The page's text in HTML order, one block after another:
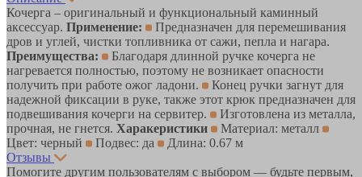
Кочерга – оригинальный и функциональный каминный
аксессуар. Применение:
Предназначен для перемешивания
дров и углей, чистки топливника от сажи, пепла и нагара.
Преимущества:
Благодаря длинной ручке кочерга не
нагревается полностью, поэтому не возникает опасности
получить при работе ожог ладони.
Конец ручки загнут для
надежной фиксации в руке, также этот крюк предназначен для
подвешивания кочерги на сервитер.
Изготовлена из металла,
прочная, не гнется. Харакеристики
Материал: металл
Цвет: черный
Подвес: да
Длина: 0.67 м
Отзывы
Помогите другим пользователям с выбором — будьте первым,